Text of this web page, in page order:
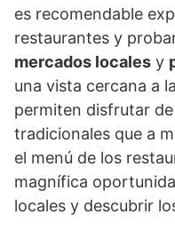
es recomendable
restaurantes y
mercados locales y
una vista cercana a
permiten disfrutar
tradicionales que a
el menú de los
magnífica
locales y descubrir